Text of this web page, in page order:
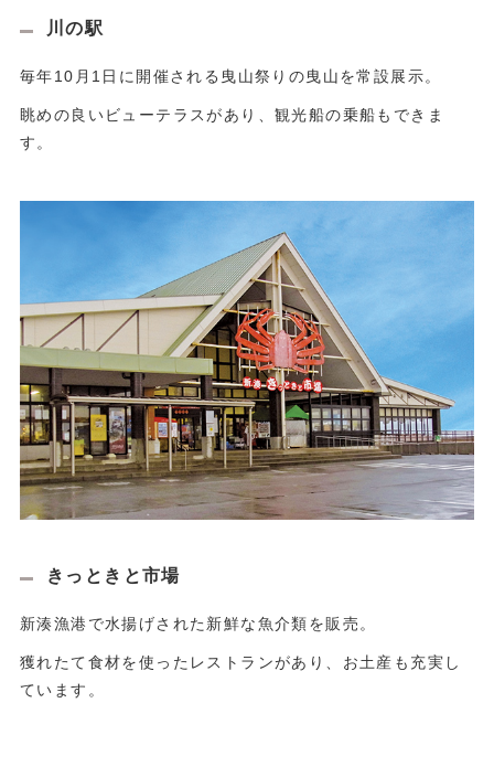
川の駅
毎年10月1日に開催される曳山祭りの曳山を常設展示。
眺めの良いビューテラスがあり、観光船の乗船もできま
す。
きっときと市場
新湊漁港で水揚げされた新鮮な魚介類を販売。
獲れたて食材を使ったレストランがあり、お土産も充実し
ています。